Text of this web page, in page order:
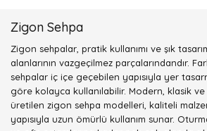
Zigon Sehpa
Zigon sehpalar, pratik kullanımı ve şık
alanlarının vazgeçilmez parçalarındandır.
sehpalar iç içe geçebilen yapısıyla yer
göre kolayca kullanılabilir. Modern, klasik
üretilen zigon sehpa modelleri, kaliteli
yapısıyla uzun ömürlü kullanım sunar.